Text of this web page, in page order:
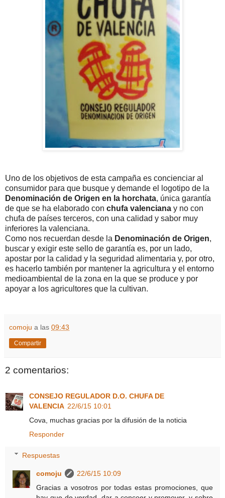
Uno de los objetivos de esta campaña es concienciar al
consumidor para que busque y demande el logotipo de la
Denominación de Origen en la horchata, única garantía
de que se ha elaborado con chufa valenciana y no con
chufa de países terceros, con una calidad y sabor muy
inferiores la valenciana.
Como nos recuerdan desde la Denominación de Origen,
buscar y exigir este sello de garantía es, por un lado,
apostar por la calidad y la seguridad alimentaria y, por otro,
es hacerlo también por mantener la agricultura y el entorno
medioambiental de la zona en la que se produce y por
apoyar a los agricultores que la cultivan.
comoju a las 09:43
Compartir
2 comentarios:
CONSEJO REGULADOR D.O. CHUFA DE
VALENCIA 22/6/15 10:01
Cova, muchas gracias por la difusión de la noticia
Responder
Respuestas
comoju
22/6/15 10:09
Gracias a vosotros por todas estas promociones, que